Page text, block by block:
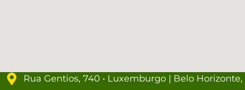
Rua Gentios, 740 • Luxemburgo | Belo Horizonte,